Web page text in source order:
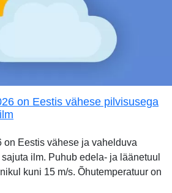
on Eestis vähese pilvisusega
on Eestis vähese ja vahelduva
ilm. Puhub edela- ja läänetuul
kuni 15 m/s. Õhutemperatuur on